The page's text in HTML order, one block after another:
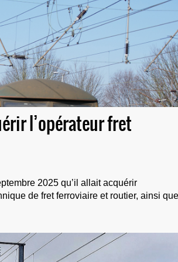
l’opérateur fret
2025 qu’il allait acquérir
de fret ferroviaire et routier, ainsi que